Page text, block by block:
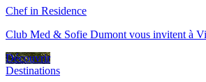
Chef in Residence
Club Med & Sofie Dumont vous invitent à
Découvrir
Destinations